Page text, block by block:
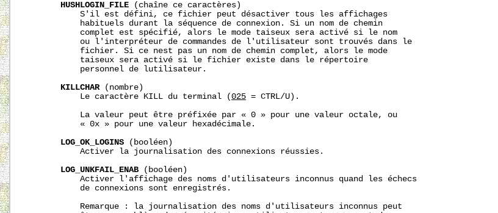
HUSHLOGIN_FILE (chaîne ce caractères)
           S'il est défini, ce fichier peut désactiver tous les affichages
           habituels durant la séquence de connexion. Si un nom de chemin
           complet est spécifié, alors le mode taiseux sera activé si le nom
           ou l'interpréteur de commandes de l'utilisateur sont trouvés dans le
           fichier. Si ce nest pas un nom de chemin complet, alors le mode
           taiseux sera activé si le fichier existe dans le répertoire
           personnel de lutilisateur.
KILLCHAR (nombre)
           Le caractère KILL du terminal (
025 = CTRL/U).
           La valeur peut être préfixée par « 0 » pour une valeur octale, ou
           « 0x » pour une valeur hexadécimale.
LOG_OK_LOGINS (booléen)
           Activer la journalisation des connexions réussies.
LOG_UNKFAIL_ENAB (booléen)
           Activer l'affichage des noms d'utilisateurs inconnus quand les échecs
           de connexions sont enregistrés.
           Remarque : la journalisation des noms d'utilisateurs inconnus peut